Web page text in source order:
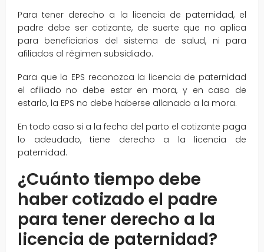
Para tener derecho a la licencia de paternidad, el
padre debe ser cotizante, de suerte que no aplica
para beneficiarios del sistema de salud, ni para
afiliados al régimen subsidiado.
Para que la EPS reconozca la licencia de paternidad
el afiliado no debe estar en mora, y en caso de
estarlo, la EPS no debe haberse allanado a la mora.
En todo caso si a la fecha del parto el cotizante paga
lo adeudado, tiene derecho a la licencia de
paternidad.
¿Cuánto tiempo debe
haber cotizado el padre
para tener derecho a la
licencia de paternidad?